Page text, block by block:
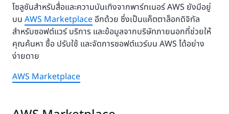
โซลูชันสำหรับสื่อและความบันเทิงจากพาร์ทเนอร์ AWS ยังมีอยู่
บน AWS Marketplaceอีกด้วย ซึ่งเป็นแค็ตตาล็อกดิจิทัล
สำหรับซอฟต์แวร์ บริการ และข้อมูลจากบริษัทภายนอกที่ช่วยให้
คุณค้นหา ซื้อ ปรับใช้ และจัดการซอฟต์แวร์บน AWS ได้อย่าง
ง่ายดาย
AWS Marketplace